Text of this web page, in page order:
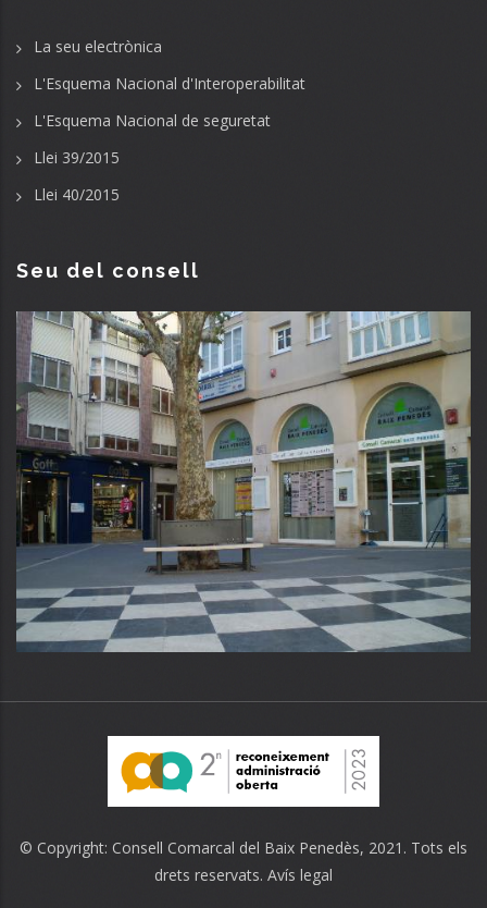
La seu electrònica
L'Esquema Nacional d'Interoperabilitat
L'Esquema Nacional de seguretat
Llei 39/2015
Llei 40/2015
Seu del consell
© Copyright: Consell Comarcal del Baix Penedès, 2021. Tots els
drets reservats. Avís legal